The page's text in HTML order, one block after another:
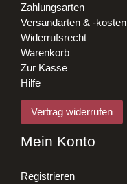
Zahlungsarten
Versandarten & -kosten
Widerrufsrecht
Warenkorb
Zur Kasse
Hilfe
Vertrag widerrufen
Mein Konto
Registrieren